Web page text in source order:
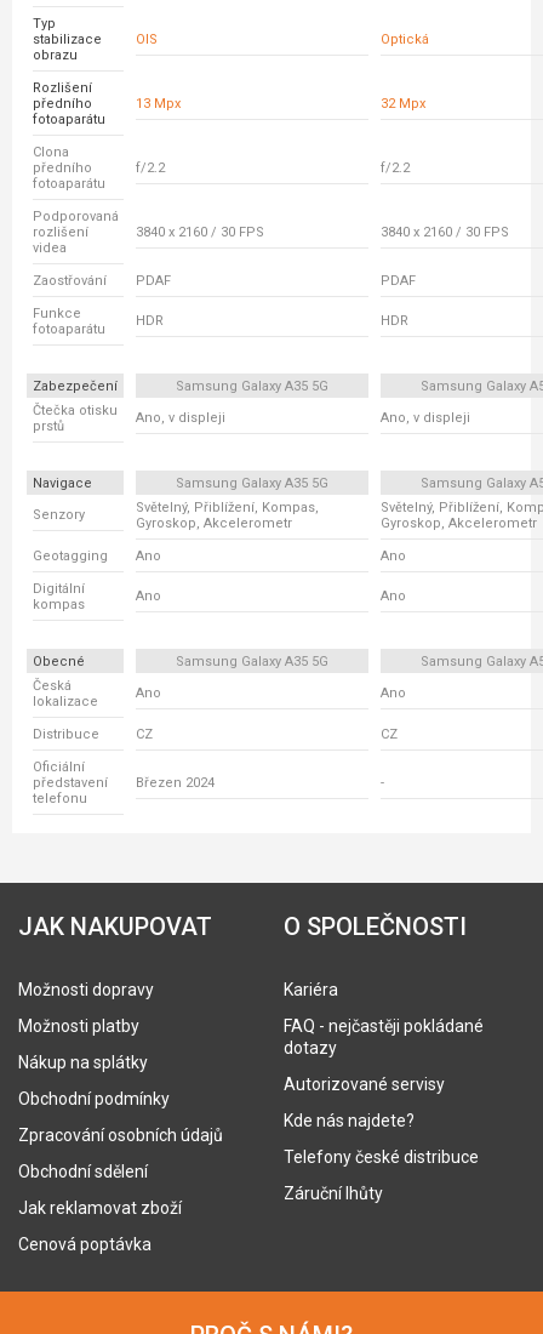
Typ
stabilizace
obrazu
OIS Optická
Rozlišení
předního
fotoaparátu
13 Mpx 32 Mpx
Clona
předního
fotoaparátu
f/2.2 f/2.2
Podporovaná
rozlišení
videa
3840 x 2160 / 30 FPS 3840 x 2160 / 30 FPS
Zaostřování PDAF PDAF
Funkce
fotoaparátu
HDR HDR
Zabezpečení Samsung Galaxy A35 5G
Samsung Galaxy
Čtečka otisku
prstů
Ano, v displeji Ano, v displeji
Navigace Samsung Galaxy A35 5G
Samsung Galaxy
Senzory
Světelný, Přiblížení, Kompas,
Gyroskop, Akcelerometr
Světelný, Přiblížení,
Gyroskop, Akcelerometr
Geotagging Ano Ano
Digitální
kompas
Ano Ano
Obecné Samsung Galaxy A35 5G
Samsung Galaxy
Česká
lokalizace
Ano Ano
Distribuce CZ CZ
Oficiální
představení
telefonu
Březen 2024 -
JAK NAKUPOVAT
Možnosti dopravy
Možnosti platby
Nákup na splátky
Obchodní podmínky
Zpracování osobních údajů
Obchodní sdělení
Jak reklamovat zboží
Cenová poptávka
O SPOLEČNOSTI
Kariéra
FAQ - nejčastěji pokládané
dotazy
Autorizované servisy
Kde nás najdete?
Telefony české distribuce
Záruční lhůty